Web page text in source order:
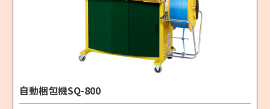
自動梱包機SQ-800